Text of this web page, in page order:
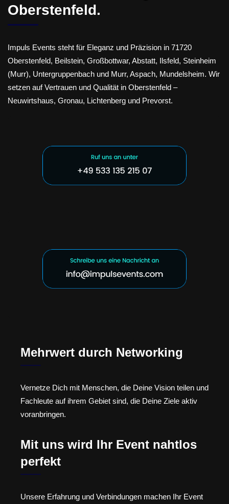
Oberstenfeld.
Impuls Events steht für Eleganz und Präzision in 71720
Oberstenfeld, Beilstein, Großbottwar, Abstatt, Ilsfeld, Steinheim
(Murr), Untergruppenbach und Murr, Aspach, Mundelsheim. Wir
setzen auf Vertrauen und Qualität in Oberstenfeld –
Neuwirtshaus, Gronau, Lichtenberg und Prevorst.
Mehrwert durch Networking
Vernetze Dich mit Menschen, die Deine Vision teilen und
Fachleute auf ihrem Gebiet sind, die Deine Ziele aktiv
voranbringen.
Mit uns wird Ihr Event nahtlos
perfekt
Unsere Erfahrung und Verbindungen machen Ihr Event